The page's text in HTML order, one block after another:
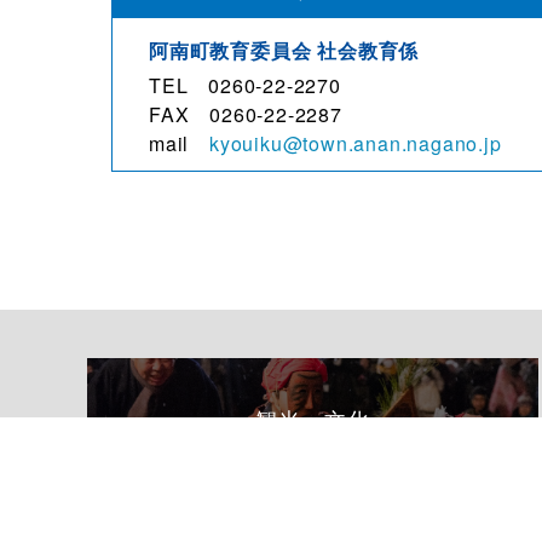
阿南町教育委員会 社会教育係
TEL 0260-22-2270
FAX 0260-22-2287
mail kyouiku@town.anan.nagano.jp
観光・文化